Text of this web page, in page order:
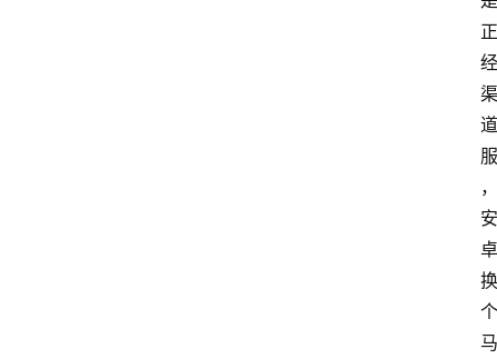
正
经
渠
道
服
，
安
卓
换
个
马